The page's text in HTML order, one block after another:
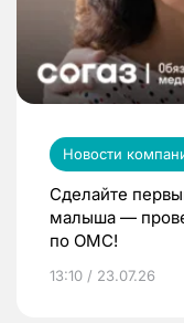
Новости
Сделайте
малыша —
по ОМС!
13:10 / 23.07.26